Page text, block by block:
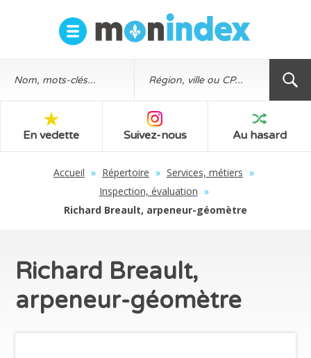
En vedette Suivez-nous Au hasard
Accueil » Répertoire » Services, métiers »
Inspection, évaluation »
Richard Breault, arpeneur-géomètre
Richard Breault,
arpeneur-géomètre